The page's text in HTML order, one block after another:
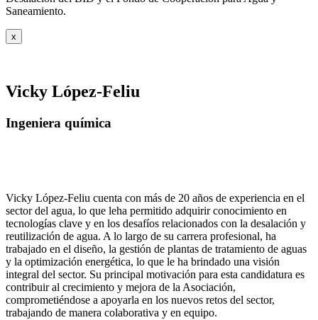
Saneamiento.
x
Vicky López-Feliu
Ingeniera química
Vicky López-Feliu cuenta con más de 20 años de experiencia en el
sector del agua, lo que leha permitido adquirir conocimiento en
tecnologías clave y en los desafíos relacionados con la desalación y
reutilización de agua. A lo largo de su carrera profesional, ha
trabajado en el diseño, la gestión de plantas de tratamiento de aguas
y la optimización energética, lo que le ha brindado una visión
integral del sector. Su principal motivación para esta candidatura es
contribuir al crecimiento y mejora de la Asociación,
comprometiéndose a apoyarla en los nuevos retos del sector,
trabajando de manera colaborativa y en equipo.